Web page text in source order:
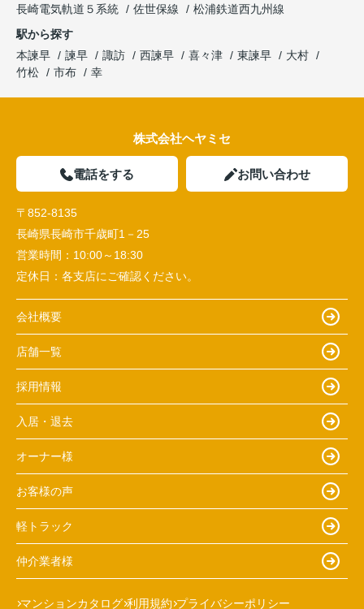
長崎電気軌道５系統
佐世保線
松浦鉄道西九州線
駅から探す
本諫早
諫早 諏訪 西諫早 喜々津 東諫早
大村
竹松
市布 幸
株式会社ヘヤミセ
電話をする お問い合わせ
〒852-8135
長崎県長崎市千歳町1－25
営業時間： 10:00～18:30
定休日： 各支店にご確認ください。
会社概要
店舗一覧
採用情報
入居・退去
オーナー様
お客様の声
軽トラック
仲介業者様
マンションカタログ 利用規約 プライバシーポリシー